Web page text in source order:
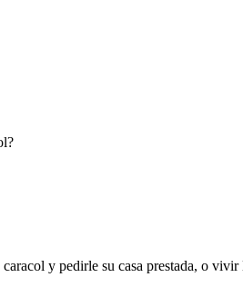
y pedirle su casa prestada, o